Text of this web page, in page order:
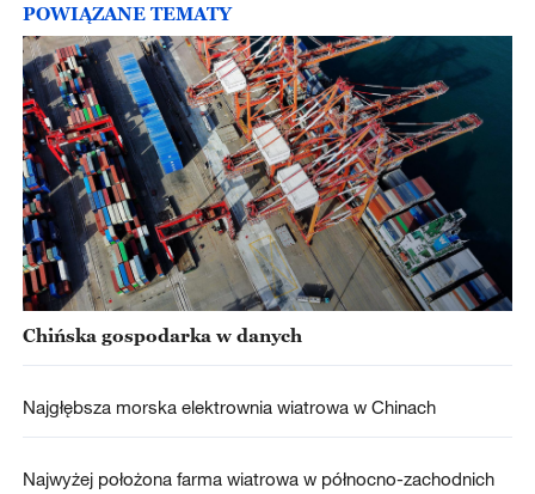
POWIĄZANE TEMATY
Chińska gospodarka w danych
Najgłębsza morska elektrownia wiatrowa w Chinach
Najwyżej położona farma wiatrowa w północno-zachodnich